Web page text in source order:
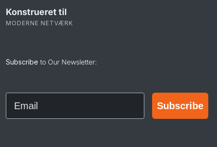
Konstrueret til
MODERNE NETVÆRK
Subscribe to Our Newsletter:
Email
Subscribe